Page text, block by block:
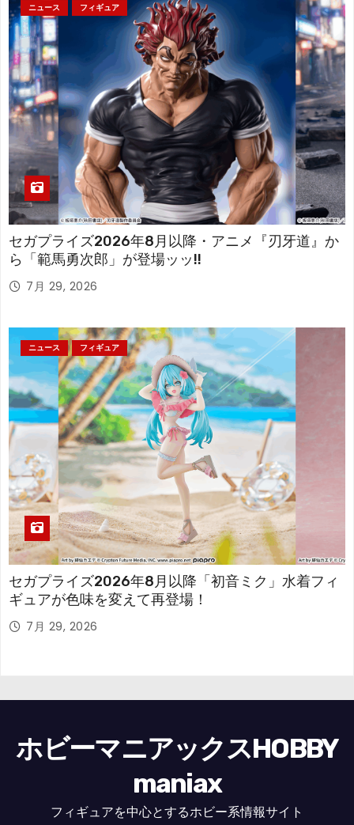
ニュース フィギュア
セガプライズ2026年8月以降・アニメ『刃牙道』か
ら「範馬勇次郎」が登場ッッ!!
7月 29, 2026
ニュース フィギュア
セガプライズ2026年8月以降「初音ミク」水着フィ
ギュアが色味を変えて再登場！
7月 29, 2026
ホビーマニアックスHOBBY
maniax
フィギュアを中心とするホビー系情報サイト